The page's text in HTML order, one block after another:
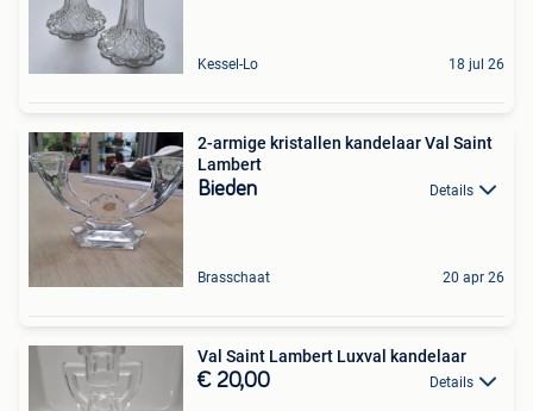
Kessel-Lo 18 jul 26
2-armige kristallen kandelaar Val Saint
Lambert
Bieden Details
Brasschaat 20 apr 26
Val Saint Lambert Luxval kandelaar
€ 20,00 Details